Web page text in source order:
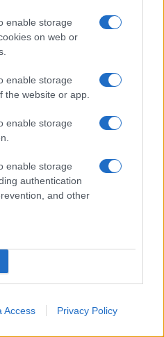
enable storage
on web or
enable storage
the website or app.
enable storage
enable storage
authentication
and other
Access Privacy Policy
fotómóddal és jelentős
a fejlesztések egy része mélyen el
felhívd a szüleidet
noszogatna a családi
érzékeny terület.
között!